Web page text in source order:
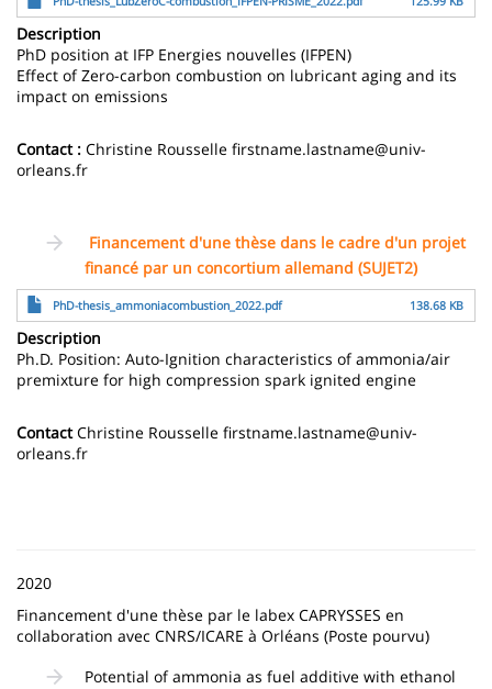
Description
PhD position at IFP Energies nouvelles (IFPEN)
Effect of Zero-carbon combustion on lubricant aging and its
impact on emissions
Contact : Christine Rousselle firstname.lastname@univ-
orleans.fr
Financement d'une thèse dans le cadre d'un projet
financé par un concortium allemand (SUJET2)
ArchivoPhD-thesis_ammoniacombustion_2022.pdf 138.68 KB
Description
Ph.D. Position: Auto-Ignition characteristics of ammonia/air
premixture for high compression spark ignited engine
ContactChristine Rousselle firstname.lastname@univ-
orleans.fr
2020
Financement d'une thèse par le labex CAPRYSSES en
collaboration avec CNRS/ICARE à Orléans (Poste pourvu)
Potential of ammonia as fuel additive with ethanol